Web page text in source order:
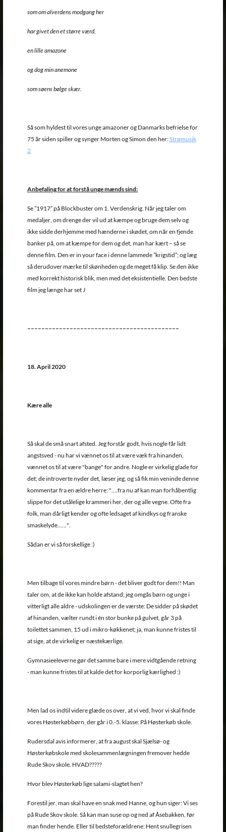
som om alverdens modgang her
har givet den et større værd,
en lille amazone
og dog min anemone
som søens bølge skær.
Så som hyldest til vores unge amazoner og Danmarks befrielse for
75 år siden spiller og synger Morten og Simon den her:Strømusik
2
Anbefaling for at forstå unge mænds sind:
Se ”1917” på Blockbuster om 1. Verdenskrig. Når jeg taler om
medaljer, om drenge der vil ud at kæmpe og bruge dem selv og
ikke sidde derhjemme med hænderne i skødet, om når en fjende
banker på, om at kæmpe for dem og det, man har kært – så se
denne film. Den er in your face i denne lammede ”krigstid”; og læg
så derudover mærke til skønheden og de meget få klip. Se den ikke
med korrekt historisk blik, men med det eksistentielle. Den bedste
film jeg længe har set J
–––––––––––––––––––––––––––––––––––––––––––
18. April 2020
Kære alle
Så skal de små snart afsted. Jeg forstår godt, hvis nogle får lidt
angstsved - nu har vi vænnet os til at være væk fra hinanden,
vænnet os til at være "bange" for andre. Nogle er virkelig glade for
det; de introverte nyder det, læser jeg, og så fik min veninde denne
kommentar fra en ældre herre: "....fra nu af kan man forhåbentlig
slippe for det utålelige krammeri her, der og alle vegne. Ofte fra
folk, man dårligt kender og ofte ledsaget af kindkys og franske
smaskelyde......".
Sådan er vi så forskellige :)
Men tilbage til vores mindre børn - det bliver godt for dem!! Man
taler om, at de ikke kan holde afstand; jeg omgås børn og unge i
vitterligt alle aldre - udskolingen er de værste: De sidder på skødet
af hinanden, vælter rundt i én stor bunke på gulvet, går 3 på
toilettet sammen, 15 ud i mikro-køkkenet; ja, man kunne fristes til
at sige, at de virkelig er næstekærlige.
Gymnasieeleverne gør det samme bare i mere vidtgående retning
- man kunne fristes til at kalde det for korporlig kærlighed :)
Men lad os indtil videre glæde os over, at vi ved, hvor vi skal finde
vores Høsterkøbbørn, der går i 0.-5. klasse: På Høsterkøb skole.
Rudersdal avis informerer, at fra august skal Sjælsø- og
Høsterkøbskole med skolesammenlægningen fremover hedde
Rude Skov skole. HVAD?????
Hvor blev Høsterkøb lige salami-slagtet hen?
Forestil jer, man skal have en snak med Hanne, og hun siger: Vi ses
på Rude Skov skole. Så kan man suse op og ned af Åsebakken, før
man finder hende. Eller til bedsteforældrene: Hent snullegrisen